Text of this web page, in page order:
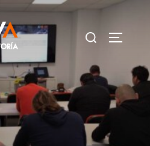
Buscar: